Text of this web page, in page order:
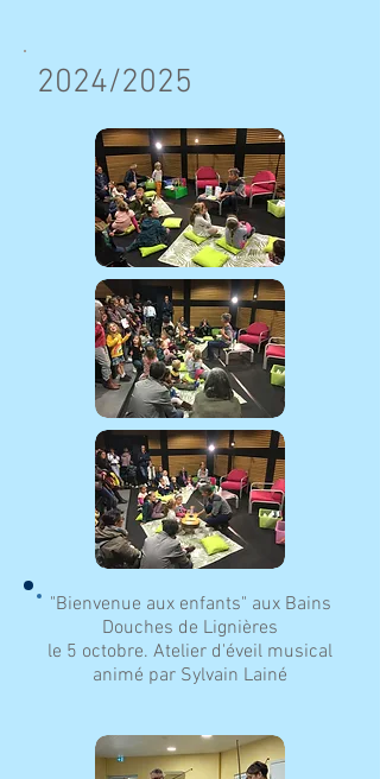
2024/2025
"Bienvenue aux enfants" aux Bains
Douches de Lignières
le 5 octobre. Atelier d'éveil musical
animé par Sylvain Lainé